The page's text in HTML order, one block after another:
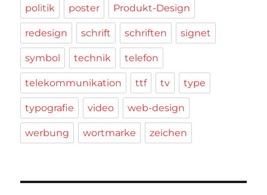
politik poster Produkt-Design
redesign schrift schriften signet
symbol technik telefon
telekommunikation ttf tv type
typografie video web-design
werbung wortmarke zeichen